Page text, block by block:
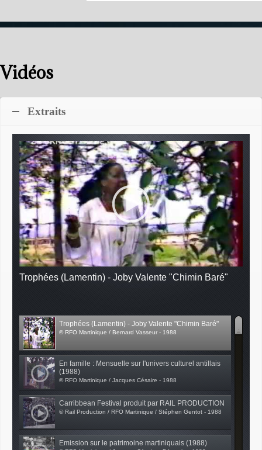
Vidéos
Extraits
Trophées (Lamentin) - Joby Valente "Chimin Baré"
Trophées (Lamentin) - Joby Valente "Chimin Baré"
© RFO Martinique / Bernard Vasseur - 1988
En famille : Mensuelle sur l'univers culturel antillais
(1988)
© RFO Martinique / Jacques Césaire - 1988
Carribbean Festival produit par RAIL PRODUCTION
© Rail Production / RFO Martinique / Stéphen Gentot - 1988
Emission sur le patrimoine martiniquais (1988)